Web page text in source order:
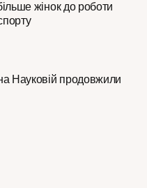
жінок до роботи
Науковій продовжили